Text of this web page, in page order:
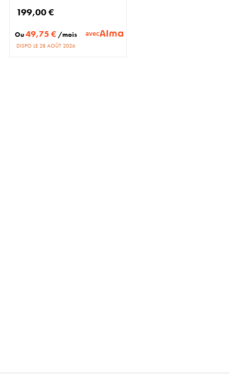
199,00 €
Ou49,75 € /mois avec
DISPO LE 28 AOÛT 2026